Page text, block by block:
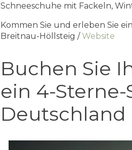
Schneeschuhe mit Fackeln,
Kommen Sie und erleben Sie
Breitnau-Höllsteig /Website
Buchen Sie
ein 4-
Deutschland